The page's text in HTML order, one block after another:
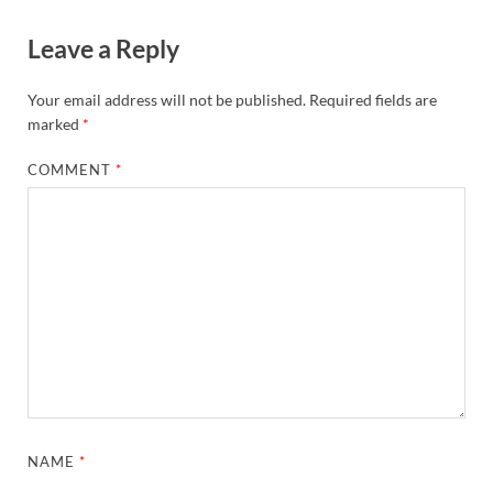
Leave a Reply
Your email address will not be published. Required fields are
marked *
COMMENT*
NAME*